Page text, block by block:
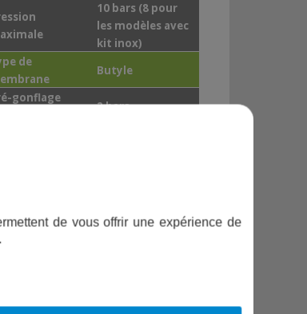
10 bars (8 pour
les modèles avec
kit inox)
de
Butyle
gonflage
2 bars
de
- 10°C à + 90°C
est quant à elle garantie 1 an.
de vous offrir une expérience de